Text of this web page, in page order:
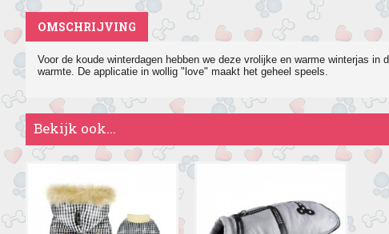
OMSCHRIJVING
Voor de koude winterdagen hebben we deze vrolijke en warme winterjas in
warmte. De applicatie in wollig "love" maakt het geheel speels.
Bekijk ook...